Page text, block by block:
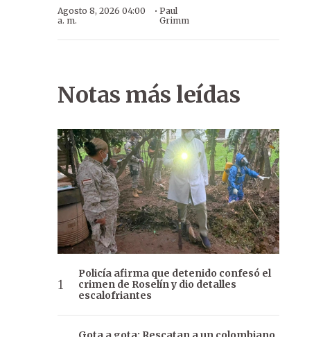
Agosto 8, 2026 04:00
a. m.
·Paul
Grimm
Notas más leídas
Policía afirma que detenido confesó el
crimen de Roselín y dio detalles
escalofriantes